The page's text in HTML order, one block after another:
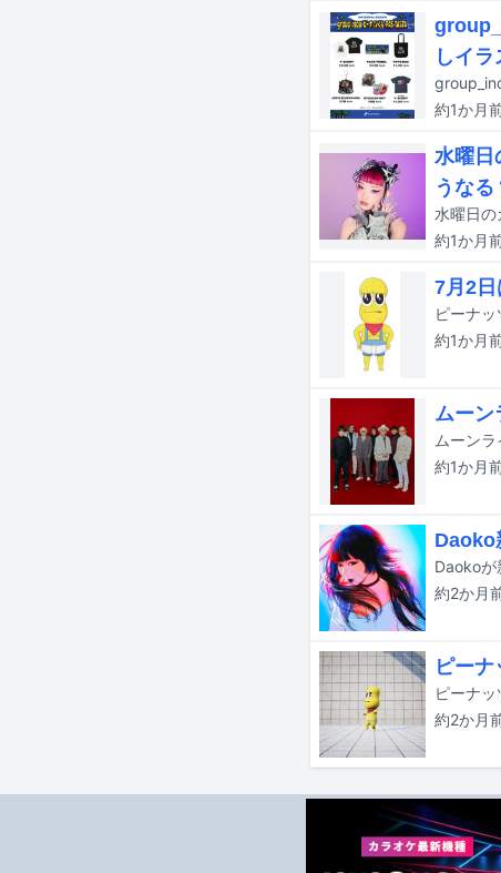
しイラ
約1か月
水曜日
うな
約1か月
7月2
約1か月
ムーン
約1か月
Daoko
Daokoが
約2か月
ピー
約2か月